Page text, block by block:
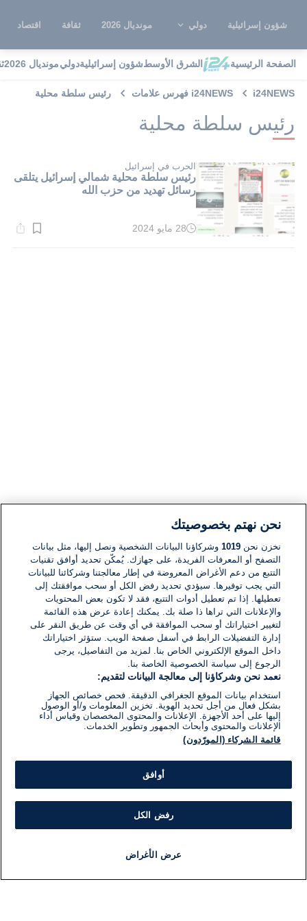
شؤون إسرائيلية دولي مونديال 2026 ثقافة اقتصاد
الصفحة الرئيسية الشرق الأوسطشؤون إسرائيليةدوليمونديال 2026
i24NEWS i24NEWS فهرس علامات رئيس سلطة محلية
رئيس سلطة محلية
الحرب في إسرائيل
رئيس سلطة محلية شمالي إسرائيل يتلقى
رسائل تهديد من حزب الله
وقت
28 مايو 2024
نحن نهتم بخصوصيتك
نخزن نحن1019 وشركاؤنا البيانات الشخصية ونصل إليها، مثل بيانات
التصفح أو المعرفات الفريدة، على جهازك. يُمكّن تحديد أوافق تقنيات
التتبع من دعم الأغراض المعروضة في إطار معالجتنا وشركائنا للبيانات
التي يجب توفيرها. سيؤدي تحديد رفض الكل أو سحب موافقتك إلى
تعطيلها. إذا تم تعطيل أدوات التتبع، فقد لا تكون بعض المحتويات
والإعلانات التي تراها ذا صلة بك. يمكنك إعادة عرض هذه القائمة
لتغيير اختياراتك أو سحب الموافقة في أي وقت عن طريق النقر على
إدارة التفضيلات الرابط في أسفل صفحة الويب. ستؤثر اختياراتك
داخل الموقع الإلكتروني الخاص بنا. لمزيد من التفاصيل، يرجى
الرجوع إلى سياسة الخصوصية الخاصة بنا.
نعمد نحن وشركاؤنا إلى معالجة البيانات لتقديم:
استخدام بيانات الموقع الجغرافي الدقيقة. فحص خصائص الجهاز
بشكل فعال من أجل تحديد الهوية. تخزين المعلومات و/أو الوصول
إليها على أحد الأجهزة. الإعلانات والمحتوى المخصصان وقياس أداء
الإعلانات والمحتوى وأبحاث الجمهور وتطوير الخدمات.
قائمة الشركاء (المورّدون)
أوافق
رفض الكل
عرض الأغراض